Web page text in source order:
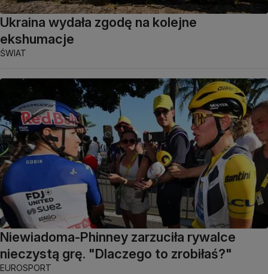
Ukraina wydała zgodę na kolejne
ekshumacje
ŚWIAT
Niewiadoma-Phinney zarzuciła rywalce
nieczystą grę. "Dlaczego to zrobiłaś?"
EUROSPORT